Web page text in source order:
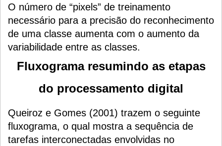
O número de “pixels” de treinamento
necessário para a precisão do reconhecimento
de uma classe aumenta com o aumento da
variabilidade entre as classes.
Fluxograma resumindo as etapas
do processamento digital
Queiroz e Gomes (2001) trazem o seguinte
fluxograma, o qual mostra a sequência de
tarefas interconectadas envolvidas no